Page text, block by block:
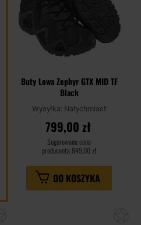
Buty Lowa Zephyr GTX MID TF
Black
Wysyłka: Natychmiast
799,00 zł
Sugerowana cena
producenta 849,00 zł
DO KOSZYKA